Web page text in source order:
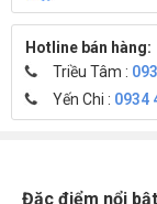
Hotline bán hàng:
Triều Tâm :
Yến Chi : 0934
Đặc điểm nổi